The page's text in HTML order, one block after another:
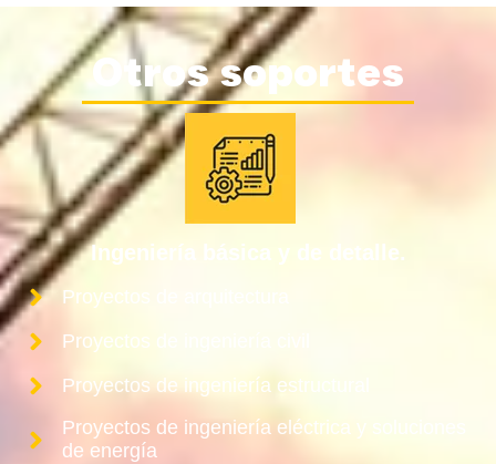
Otros soportes
Ingeniería básica y de detalle.
Proyectos de arquitectura
Proyectos de ingeniería civil
Proyectos de ingeniería estructural
Proyectos de ingeniería eléctrica y soluciones
de energía